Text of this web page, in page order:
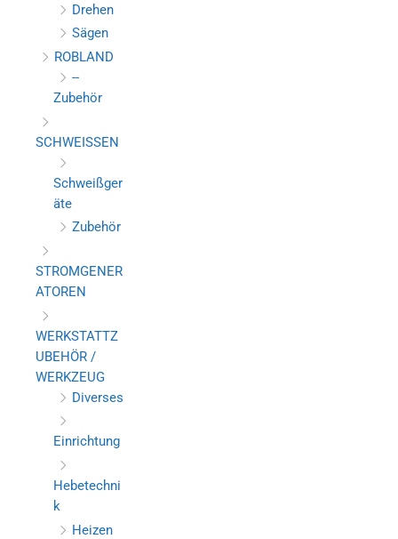
Drehen
Sägen
ROBLAND
--
Zubehör
SCHWEISSEN
Schweißger
äte
Zubehör
STROMGENER
ATOREN
WERKSTATTZ
UBEHÖR /
WERKZEUG
Diverses
Einrichtung
Hebetechni
k
Heizen